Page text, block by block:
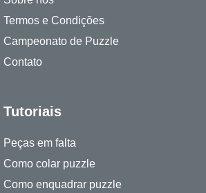
Termos e Condições
Campeonato de Puzzle
Contato
Tutoriais
Peças em falta
Como colar puzzle
Como enquadrar puzzle